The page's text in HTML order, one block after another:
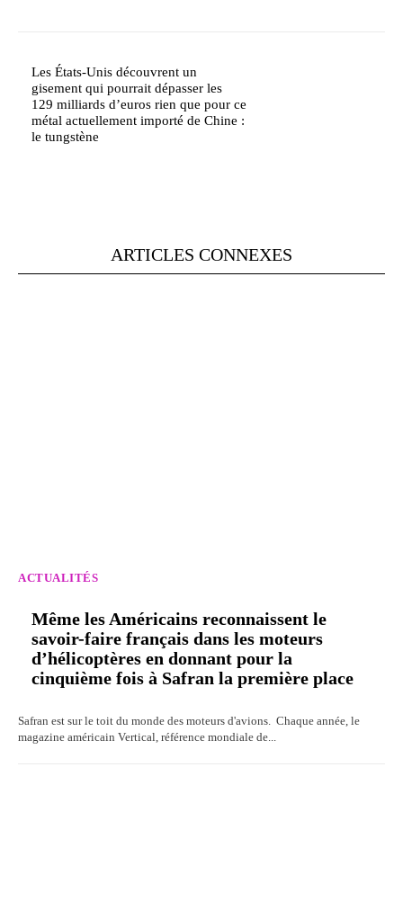
Les États-Unis découvrent un
gisement qui pourrait dépasser les
129 milliards d’euros rien que pour ce
métal actuellement importé de Chine :
le tungstène
ARTICLES CONNEXES
ACTUALITÉS
Même les Américains reconnaissent le
savoir-faire français dans les moteurs
d’hélicoptères en donnant pour la
cinquième fois à Safran la première place
Safran est sur le toit du monde des moteurs d'avions. Chaque année, le
magazine américain Vertical, référence mondiale de...